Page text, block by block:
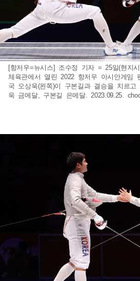
[항저우=뉴시스] 조수정 기자 = 25일(현지
체육관에서 열린 2022 항저우 아시안게임
국 오상욱(왼쪽)이 구본길과 결승을 치르
욱 금메달, 구본길 은메달. 2023.09.25.